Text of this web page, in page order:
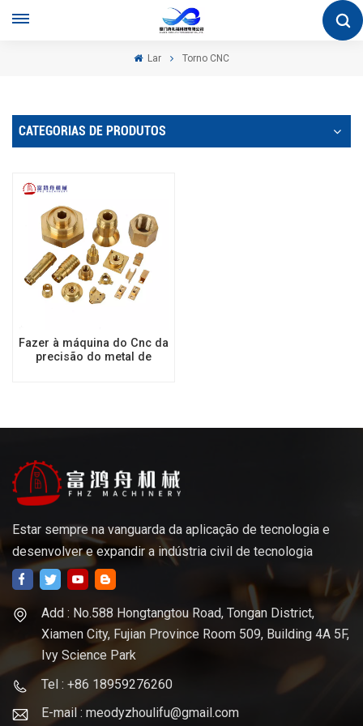
Lar Torno CNC
CATEGORIAS DE PRODUTOS
Fazer à máquina do Cnc da
precisão do metal de
Estar sempre na vanguarda da aplicação de tecnologia e
desenvolver e expandir a indústria civil de tecnologia
Add : No.588 Hongtangtou Road, Tongan District,
Xiamen City, Fujian Province Room 509, Building 4A 5F,
Ivy Science Park
Tel : +86 18959276260
E-mail : meodyzhoulifu@gmail.com